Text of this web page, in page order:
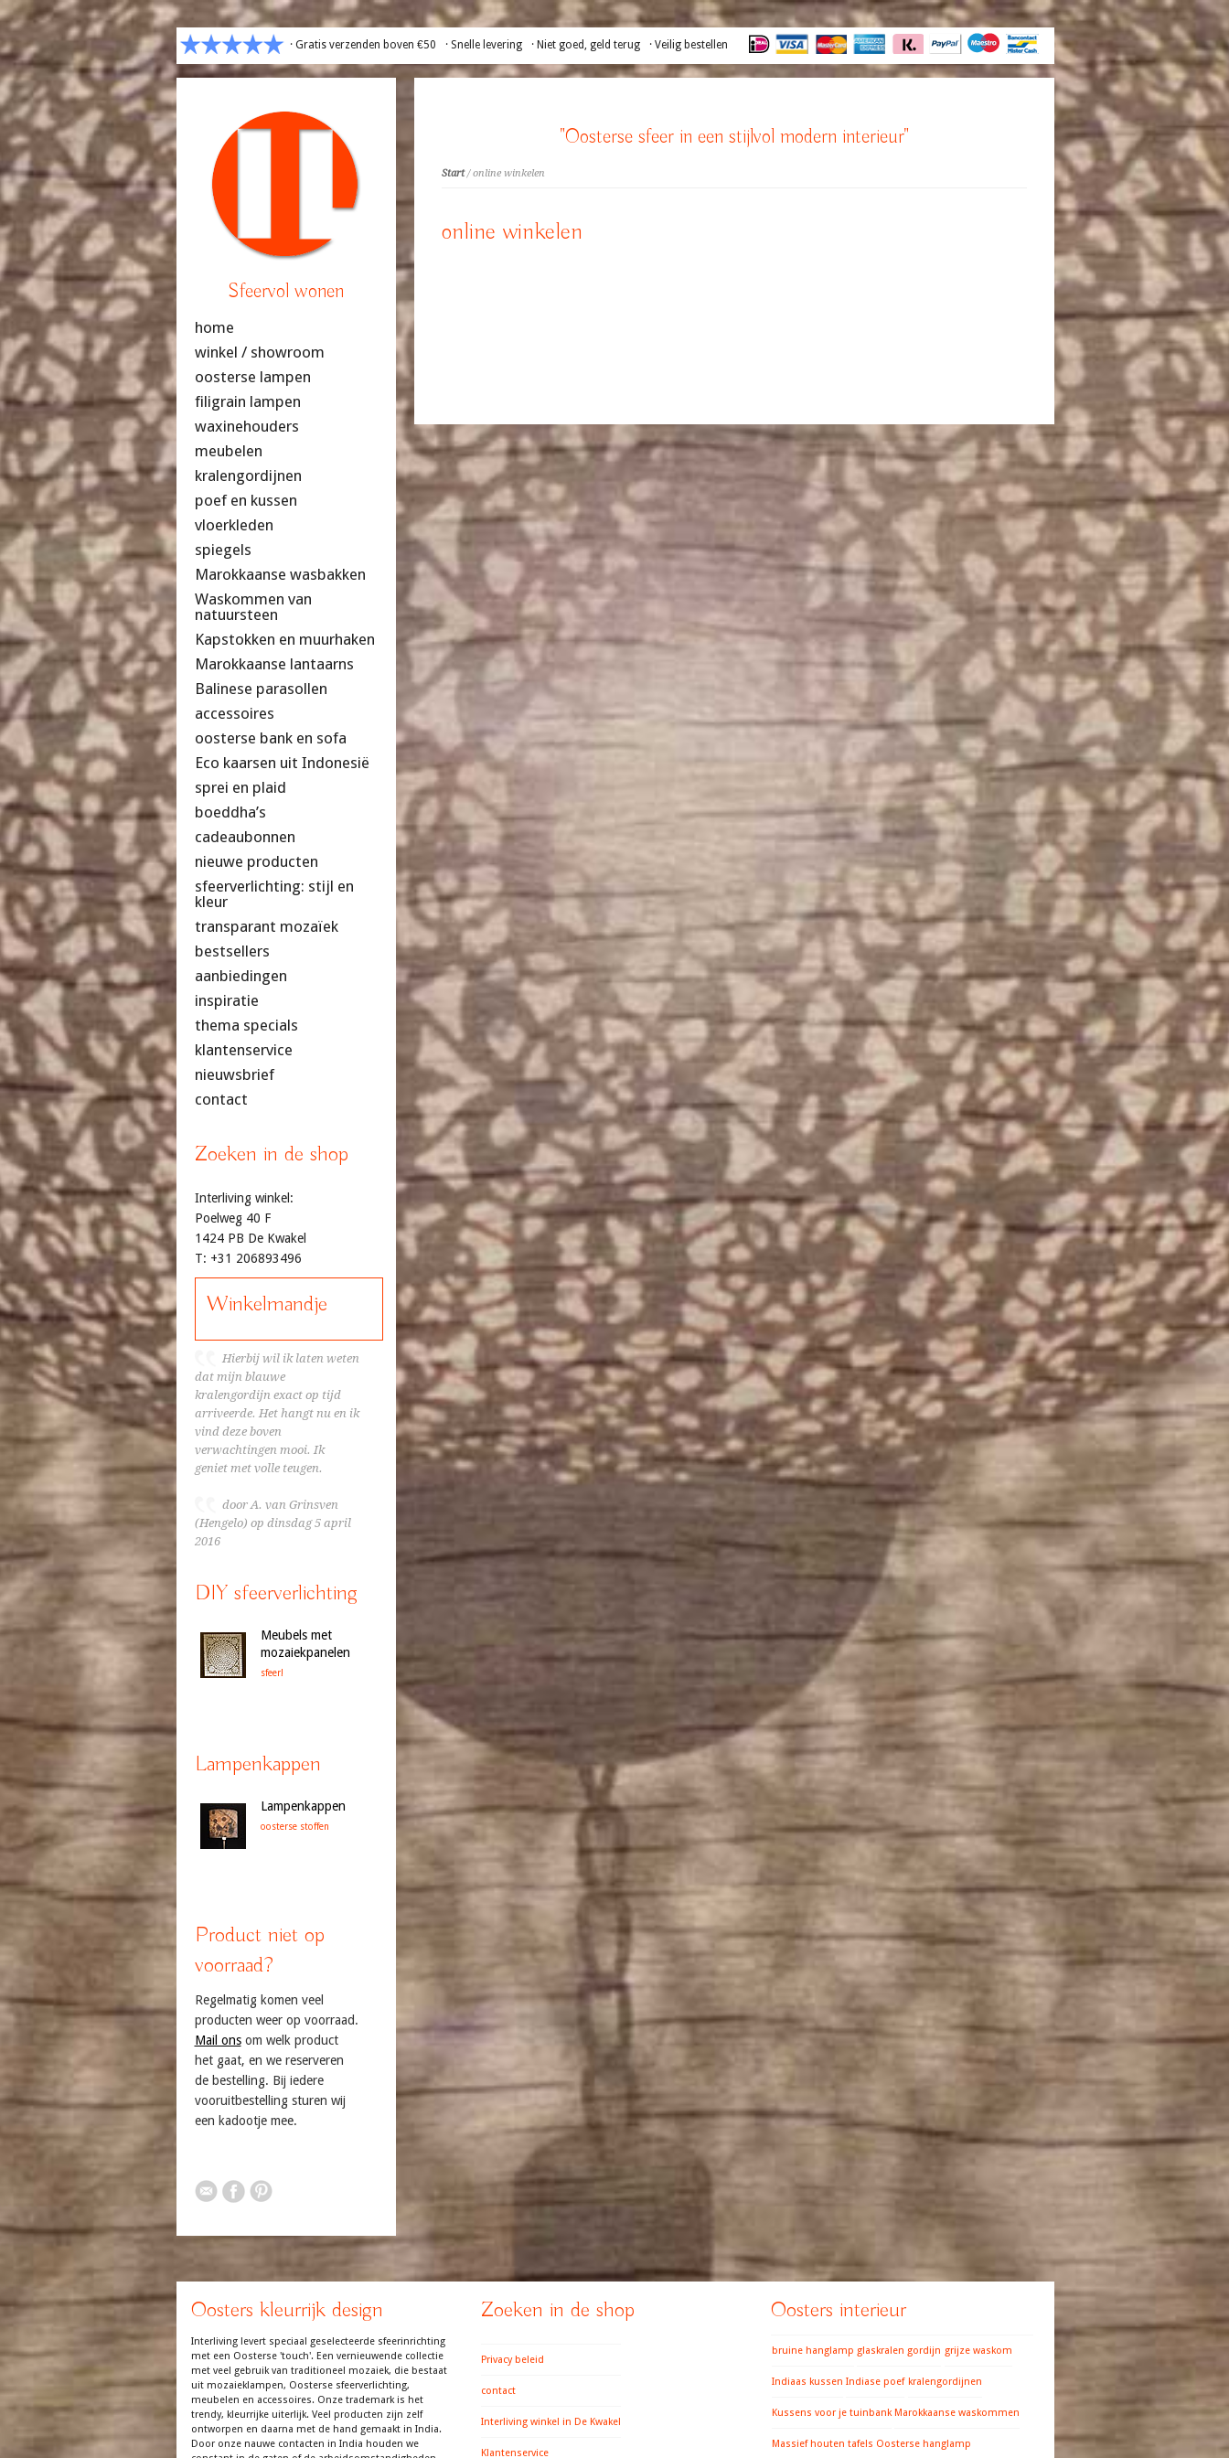
· Gratis verzenden boven €50 · Snelle levering · Niet goed, geld terug · Veilig bestellen
"Oosterse sfeer in een stijlvol modern interieur"
Start/ online winkelen
online winkelen
Sfeervol wonen
home
winkel / showroom
oosterse lampen
filigrain lampen
waxinehouders
meubelen
kralengordijnen
poef en kussen
vloerkleden
spiegels
Marokkaanse wasbakken
Waskommen van
natuursteen
Kapstokken en muurhaken
Marokkaanse lantaarns
Balinese parasollen
accessoires
oosterse bank en sofa
Eco kaarsen uit Indonesië
sprei en plaid
boeddha’s
cadeaubonnen
nieuwe producten
sfeerverlichting: stijl en
kleur
transparant mozaïek
bestsellers
aanbiedingen
inspiratie
thema specials
klantenservice
nieuwsbrief
contact
Zoeken in de shop
Interliving winkel:
Poelweg 40 F
1424 PB De Kwakel
T: +31 206893496
Winkelmandje
Hierbij wil ik laten weten
dat mijn blauwe
kralengordijn exact op tijd
arriveerde. Het hangt nu en ik
vind deze boven
verwachtingen mooi. Ik
geniet met volle teugen.
door A. van Grinsven
(Hengelo) op dinsdag 5 april
2016
DIY sfeerverlichting
Meubels met
mozaiekpanelen
sfeer!
Lampenkappen
Lampenkappen
oosterse stoffen
Product niet op
voorraad?
Regelmatig komen veel
producten weer op voorraad.
Mail onsom welk product
het gaat, en we reserveren
de bestelling. Bij iedere
vooruitbestelling sturen wij
een kadootje mee.
Oosters kleurrijk design
Interliving levert speciaal geselecteerde sfeerinrichting
met een Oosterse 'touch'. Een vernieuwende collectie
met veel gebruik van traditioneel mozaiek, die bestaat
uit mozaieklampen, Oosterse sfeerverlichting,
meubelen en accessoires. Onze trademark is het
trendy, kleurrijke uiterlijk. Veel producten zijn zelf
ontworpen en daarna met de hand gemaakt in India.
Door onze nauwe contacten in India houden we
Zoeken in de shop
Privacy beleid
contact
Interliving winkel in De Kwakel
Klantenservice
Oosters interieur
bruine hanglamp glaskralen gordijn grijze waskom
Indiaas kussen Indiase poef kralengordijnen
Kussens voor je tuinbank Marokkaanse waskommen
Massief houten tafels Oosterse hanglamp